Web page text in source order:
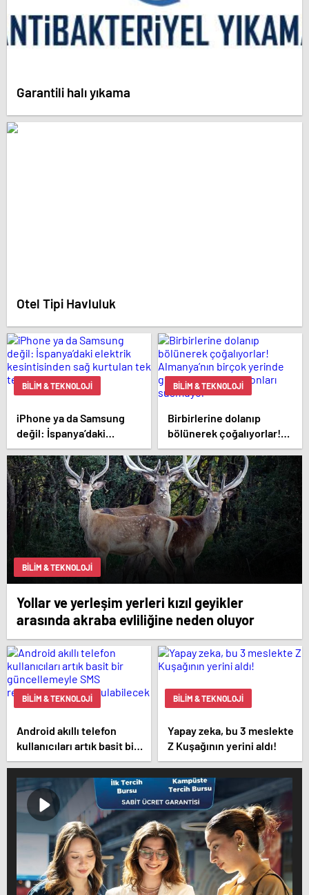
Garantili halı yıkama
Otel Tipi Havluluk
BILIM & TEKNOLOJI
iPhone ya da Samsung
değil: İspanya’daki
elektrik kesintisinden sağ
kurtulan tek telefonlar
bunlar!
BILIM & TEKNOLOJI
Birbirlerine dolanıp
bölünerek çoğalıyorlar!
Almanya’nın birçok
yerinde görüldü, ihbar
telefonları susmuyor
BILIM & TEKNOLOJI
Yollar ve yerleşim yerleri kızıl geyikler
arasında akraba evliliğine neden oluyor
BILIM & TEKNOLOJI
Android akıllı telefon
kullanıcıları artık basit bir
güncellemeyle SMS
reklamlarından
kurtulabilecek
BILIM & TEKNOLOJI
Yapay zeka, bu 3 meslekte
Z Kuşağının yerini aldı!